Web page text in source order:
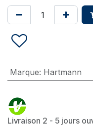
Marque: Hartmann
Livraison 2 - 5 jours